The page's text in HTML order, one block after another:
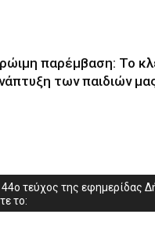
παρέμβαση: Το
των παιδιών
τεύχος της εφημερίδας
το: